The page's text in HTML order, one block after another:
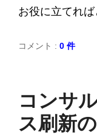
お役に立てれば
コメント : 0 件
コンサ
ス刷新